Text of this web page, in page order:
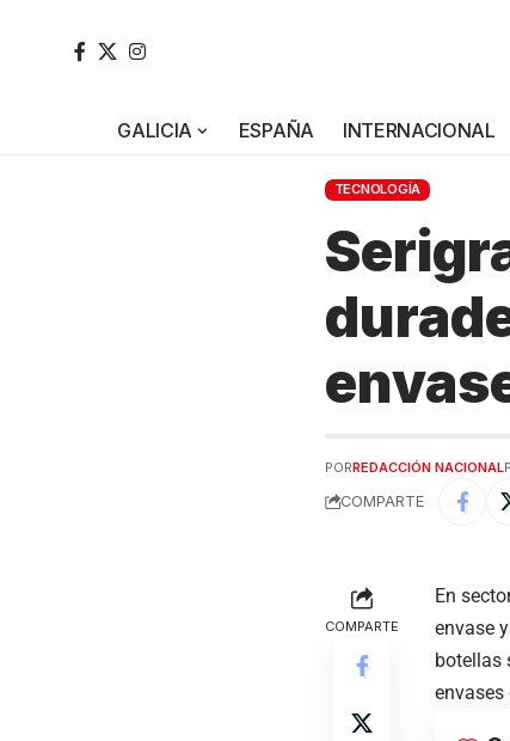
GALICIA ESPAÑA INTERNACIONAL
TECNOLOGÍA
PORREDACCIÓN NACIONAL
COMPARTE
COMPARTE
En
envase
botellas
envases